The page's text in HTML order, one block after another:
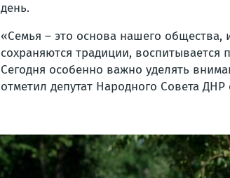
день.
«Семья – это основа нашего
сохраняются традиции,
Сегодня особенно важно уделять
отметил депутат Народного Совета